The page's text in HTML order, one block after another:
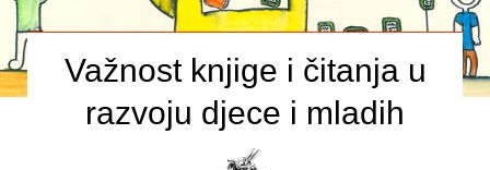
Važnost knjige i čitanja u
razvoju djece i mladih